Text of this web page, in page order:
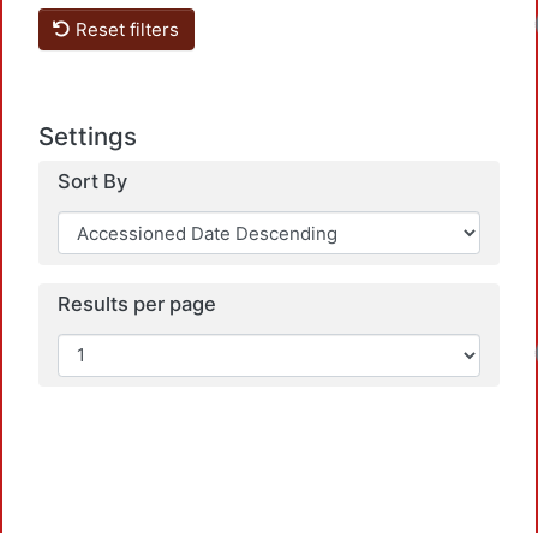
Reset filters
Settings
Sort By
Results per page